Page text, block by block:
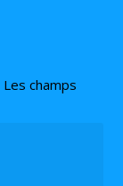
Les champs